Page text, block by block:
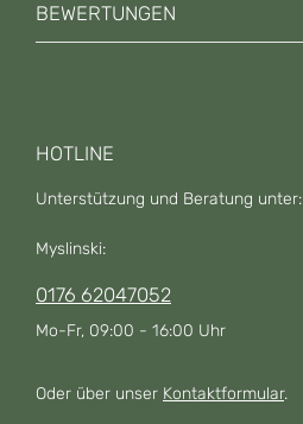
BEWERTUNGEN
HOTLINE
Unterstützung und Beratung unter:
Myslinski:
0176 62047052
Mo-Fr, 09:00 - 16:00 Uhr
Oder über unser Kontaktformular.